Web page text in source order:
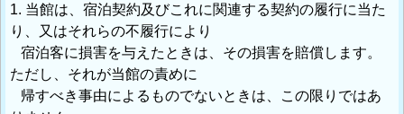
1. 当館は、宿泊契約及びこれに関連する契約の履行に当た
り、又はそれらの不履行により
宿泊客に損害を与えたときは、その損害を賠償します。
ただし、それが当館の責めに
帰すべき事由によるものでないときは、この限りではあ